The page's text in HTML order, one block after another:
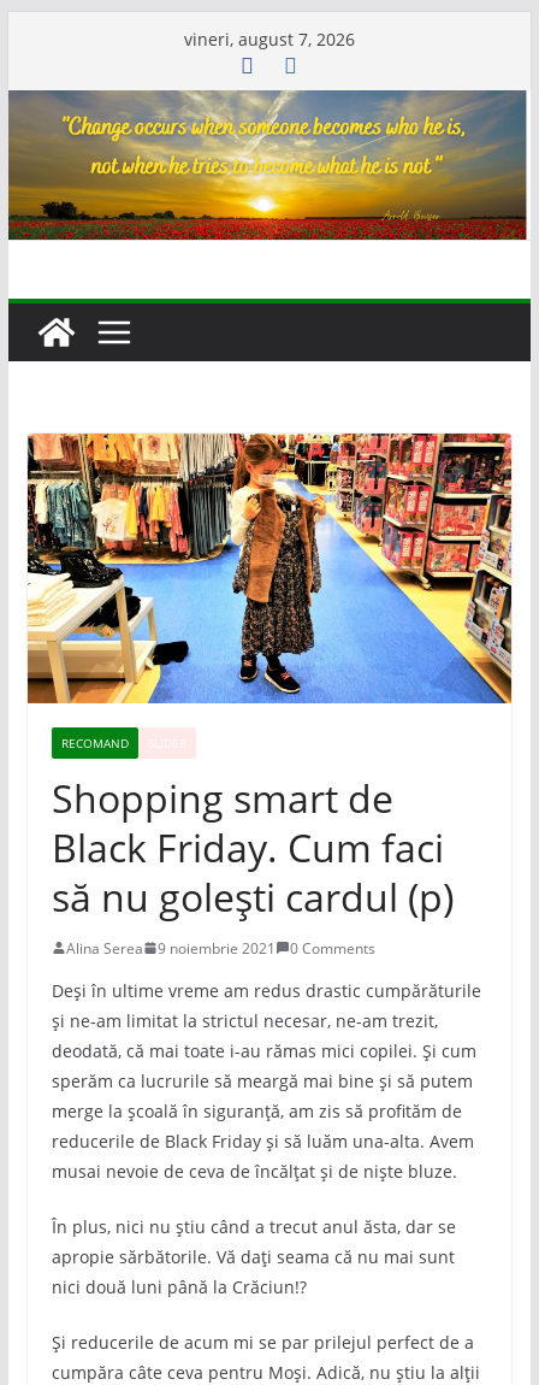
content
vineri, august 7, 2026
RECOMAND
Shopping smart de
Black Friday. Cum faci
să nu golești cardul (p)
Alina Serea 9 noiembrie 2021 0 Comments
Deși în ultime vreme am redus drastic cumpărăturile
și ne-am limitat la strictul necesar, ne-am trezit,
deodată, că mai toate i-au rămas mici copilei. Și cum
sperăm ca lucrurile să meargă mai bine și să putem
merge la școală în siguranță, am zis să profităm de
reducerile de Black Friday și să luăm una-alta. Avem
musai nevoie de ceva de încălțat și de niște bluze.
În plus, nici nu știu când a trecut anul ăsta, dar se
apropie sărbătorile. Vă dați seama că nu mai sunt
nici două luni până la Crăciun!?
Și reducerile de acum mi se par prilejul perfect de a
cumpăra câte ceva pentru Moși. Adică, nu știu la alții